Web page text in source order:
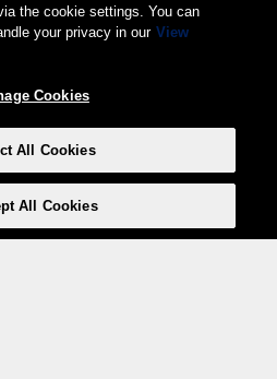
the cookie settings. You can
your privacy in our View
Cookies
All Cookies
All Cookies